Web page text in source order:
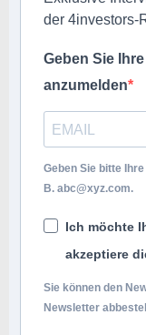
der 4investors-
Geben Sie
anzumelden
Geben Sie bitte
B. abc@xyz.com.
Ich möchte
akzeptiere
Sie können den
Newsletter